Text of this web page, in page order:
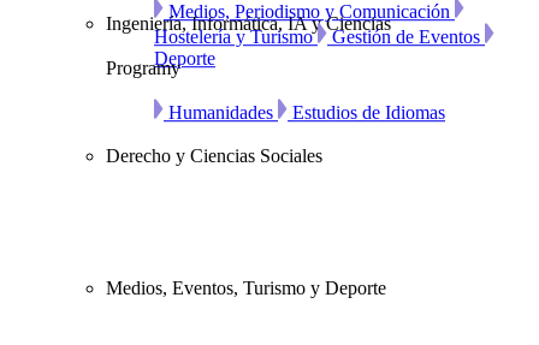
Ingeniería, Informática, IA y Ciencias
Derecho y Ciencias Sociales
Medios, Eventos, Turismo y Deporte
Medios, Periodismo y Comunicación
Hostelería y Turismo
Gestión de Eventos
Deporte
Programy
Humanidades Estudios de Idiomas